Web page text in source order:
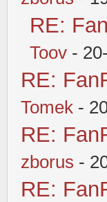
RE:
Toov -
RE:
Tomek -
RE:
zborus -
RE: